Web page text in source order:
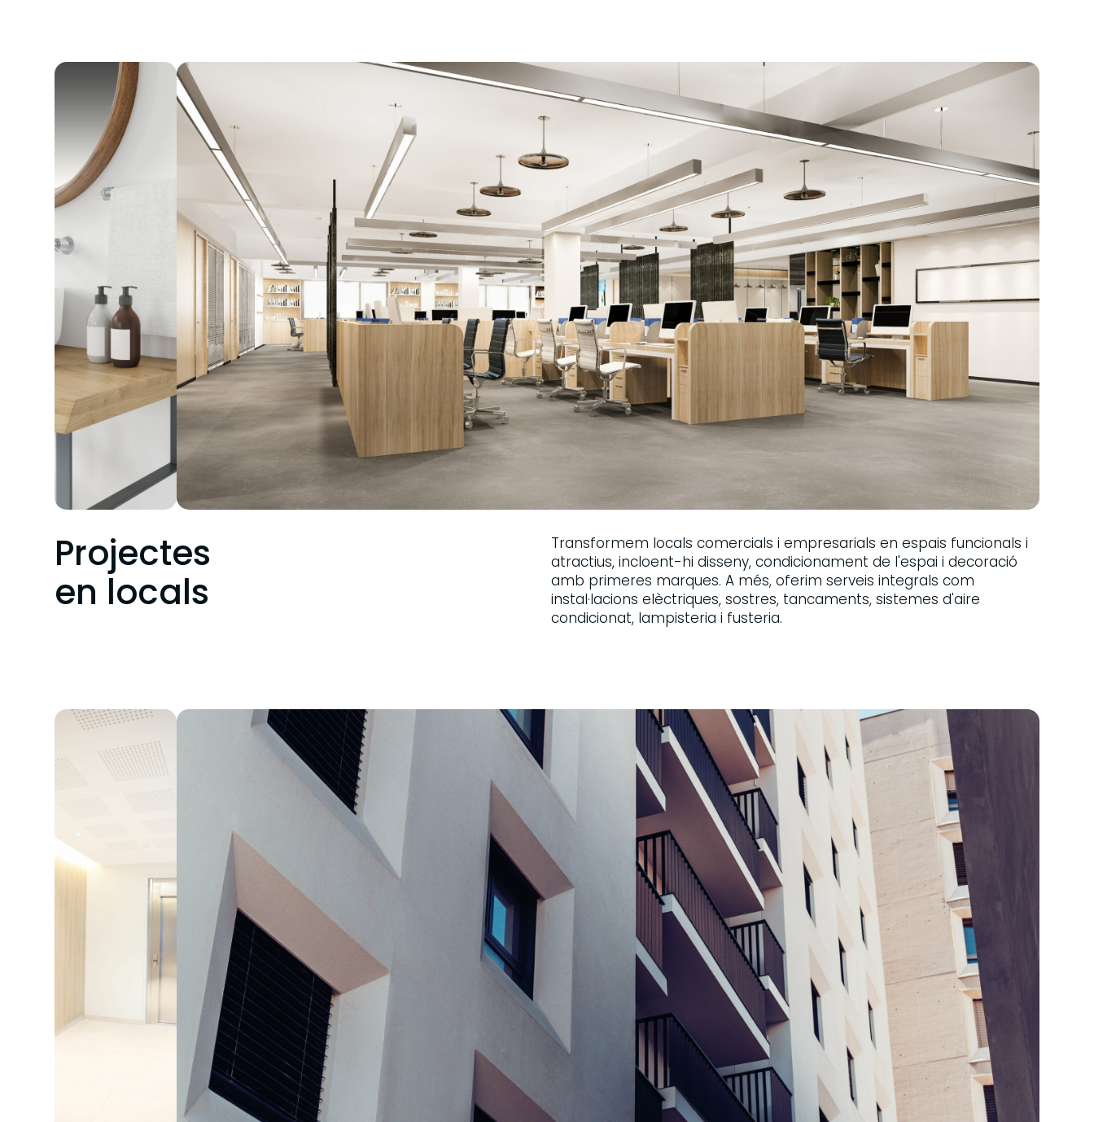
Projectes
en locals
Transformem locals comercials i empresarials en espais funcionals i
atractius, incloent-hi disseny, condicionament de l'espai i decoració
amb primeres marques. A més, oferim serveis integrals com
instal·lacions elèctriques, sostres, tancaments, sistemes d'aire
condicionat, lampisteria i fusteria.